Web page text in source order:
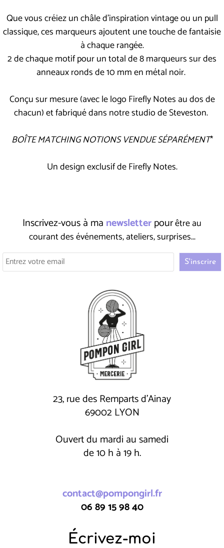
Que vous créiez un châle d'inspiration vintage ou un pull
classique, ces marqueurs ajoutent une touche de fantaisie
à chaque rangée.
2 de chaque motif pour un total de 8 marqueurs sur des
anneaux ronds de 10 mm en métal noir.
Conçu sur mesure (avec le logo Firefly Notes au dos de
chacun) et fabriqué dans notre studio de Steveston.
BOÎTE MATCHING NOTIONS VENDUE SÉPARÉMENT*
Un design exclusif de Firefly Notes.
Inscrivez-vous à ma newsletterpourêtre au
courant des événements, ateliers, surprises...
23, rue des Remparts d'Ainay
69002 LYON
Ouvert du mardi au samedi
de 10 h à 19 h.
contact@pompongirl.fr
06 89 15 98 40
Écrivez-moi